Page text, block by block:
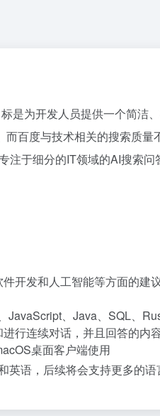
是为开发人员提供一个简
百度与技术相关的搜索质
于细分的IT领域的AI搜索
开发和人工智能等方面的
、Java、SQL、
行连续对话，并且回答的内
桌面客户端使用
语，后续将会支持更多的语